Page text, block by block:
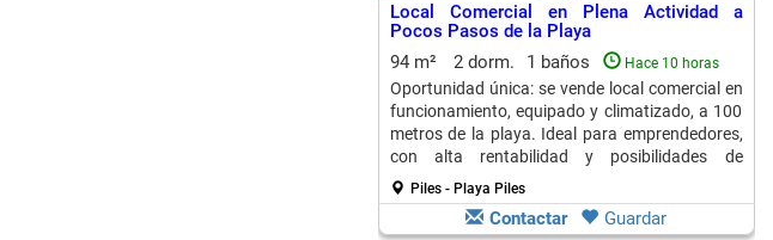
Local Comercial en Plena Actividad a
Pocos Pasos de la Playa
94 m²
2 dorm. 1 baños Hace 10 horas
Oportunidad única: se vende local comercial en
funcionamiento, equipado y climatizado, a 100
metros de la playa. Ideal para emprendedores,
con alta rentabilidad y posibilidades de
reconversión.
Piles - Playa Piles
Contactar Guardar